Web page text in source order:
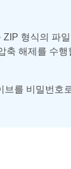
형식의 파
해제를 수
를 비밀번호